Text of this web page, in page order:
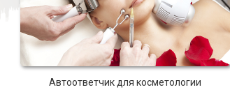
Автоответчик для косметологии